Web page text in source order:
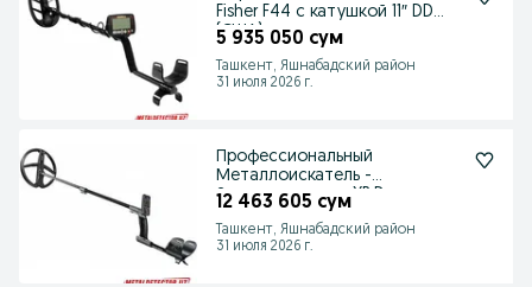
Fisher F44 с катушкой 11″ DD
(США)
5 935 050 сум
Ташкент, Яшнабадский район
31 июля 2026 г.
Профессиональный
Металлоискатель -
Золотоискатель XP Dues
12 463 605 сум
Ташкент, Яшнабадский район
31 июля 2026 г.